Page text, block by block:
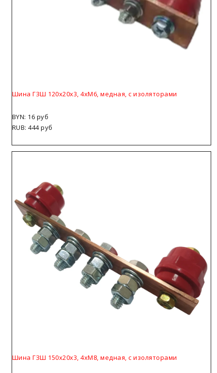
Шина ГЗШ 120х20х3, 4хМ6, медная, с изоляторами
BYN: 16 руб
RUB: 444 руб
Шина ГЗШ 150х20х3, 4хМ8, медная, с изоляторами